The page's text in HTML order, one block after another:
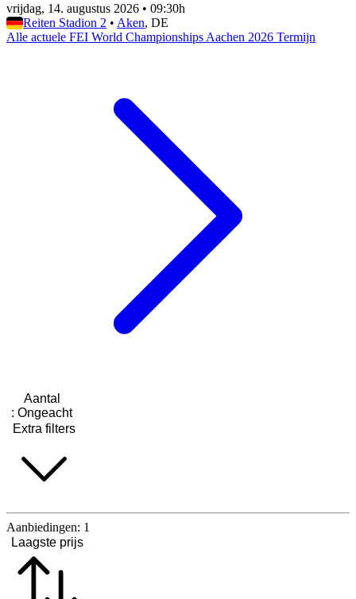
vrijdag, 14. augustus 2026 • 09:30h
Reiten Stadion 2 • Aken, DE
Alle actuele FEI World Championships Aachen 2026 Termijn
Aantal
: Ongeacht
Extra filters
Aanbiedingen: 1
Laagste prijs